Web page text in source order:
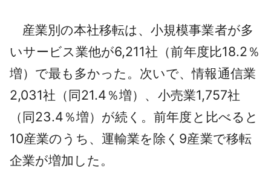
産業別の本社移転は、小規模事業者が多
いサービス業他が6,211社（前年度比18.2％
増）で最も多かった。次いで、情報通信業
2,031社（同21.4％増）、小売業1,757社
（同23.4％増）が続く。前年度と比べると
10産業のうち、運輸業を除く9産業で移転
企業が増加した。